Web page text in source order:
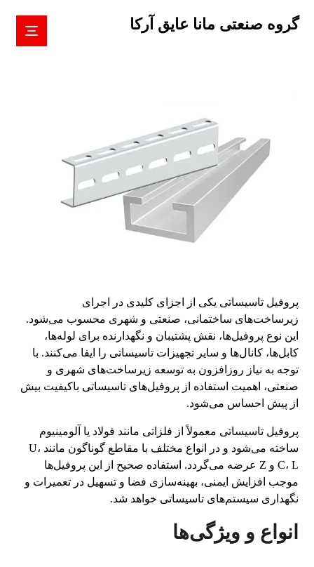
گروه صنعتی مانا عایق آرکا
پروفیل تاسیساتی یکی از اجزای کلیدی در اجرای
زیرساخت‌های ساختمانی، صنعتی و شهری محسوب می‌شود.
این نوع پروفیل‌ها، نقش پشتیبان و نگهدارنده برای لوله‌ها،
کابل‌ها، کانال‌ها و سایر تجهیزات تاسیساتی را ایفا می‌کنند. با
توجه به نیاز روزافزون به توسعه زیرساخت‌های شهری و
صنعتی، اهمیت استفاده از پروفیل‌های تاسیساتی باکیفیت بیش
از پیش احساس می‌شود.
پروفیل تاسیساتی معمولاً از فلزاتی مانند فولاد یا آلومینیوم
ساخته می‌شود و در انواع مختلف با مقاطع گوناگون مانند U،
C، L و Z عرضه می‌گردد. استفاده صحیح از این پروفیل‌ها
موجب افزایش ایمنی، بهینه‌سازی فضا و تسهیل در تعمیرات و
نگهداری سیستم‌های تاسیساتی خواهد شد.
انواع و ویژگی‌ها